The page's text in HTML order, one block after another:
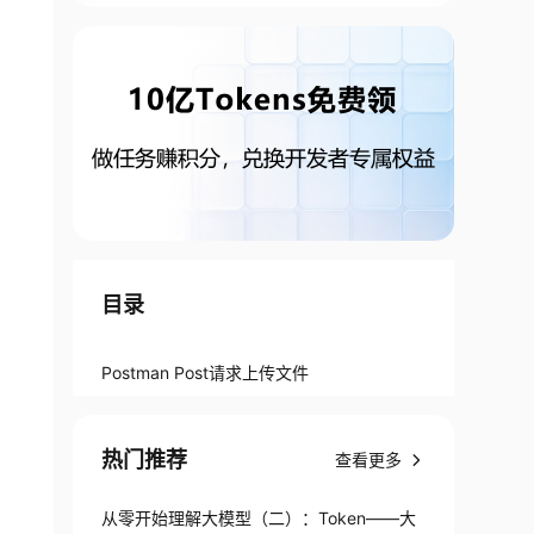
目录
Postman Post请求上传文件
热门推荐 查看更多
从零开始理解大模型（二）：Token——大